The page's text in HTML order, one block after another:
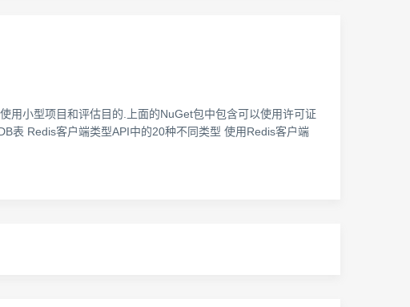
用小型项目和评估目的.上面的NuGet包中包含可以使用许可证
表 Redis客户端类型API中的20种不同类型 使用Redis客户端